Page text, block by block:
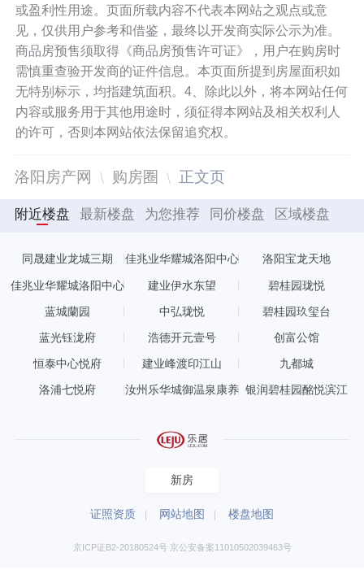
或盈利性用途。页面所载内容不代表本网站之观点或意
见，仅供用户参考和借鉴，最终以开发商实际公示为准。
商品房预售须取得《商品房预售许可证》，用户在购房时
需慎重查验开发商的证件信息。本页面所提到房屋面积如
无特别标示，均指建筑面积。4、除此以外，将本网站任何
内容或服务用于其他用途时，须征得本网站及相关权利人
的许可，否则本网站依法保留追究权。
洛阳房产网 购房圈 正文页
附近楼盘 最新楼盘 为您推荐 同价楼盘 区域楼盘
同晟建业龙城三期
佳兆业华耀城洛阳中心
洛阳宝龙天地
佳兆业华耀城洛阳中心 建业伊水东望 碧桂园珑悦
蓝城蘭园 中弘珑悦 碧桂园玖玺台
蓝光钰泷府 浩德开元壹号 创富公馆
恒泰中心悦府 建业峰渡印江山 九都城
洛浦七悦府
汝州乐华城御温泉康养 银润碧桂园酩悦滨江
新房
证照资质 网站地图 楼盘地图
京ICP证B2-20180524号 京公安备案11010502039463号